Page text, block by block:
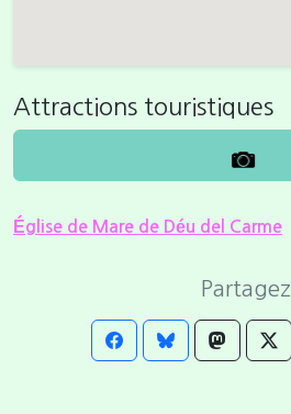
Attractions touristiques
Église de Mare de Déu del Carme
Partagez